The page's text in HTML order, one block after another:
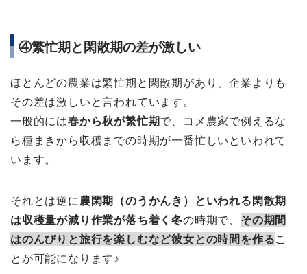
④繁忙期と閑散期の差が激しい
ほとんどの農業は繁忙期と閑散期があり、企業よりも
その差は激しいと言われています。
一般的には春から秋が繁忙期で、コメ農家で例えるな
ら種まきから収穫までの時期が一番忙しいといわれて
います。
それとは逆に 農閑期（のうかんき）といわれる閑散期
は収穫量が減り作業が落ち着く冬の時期で、 その期間
はのんびりと旅行を楽しむなど彼女との時間を作るこ
とが可能になります♪